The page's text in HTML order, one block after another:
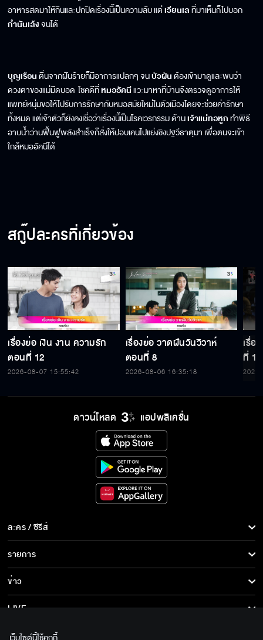
อาหารสดมาให้กินและปกปิดเรื่องนี้เป็นความลับ แต่เวียนเลที่มาเห็นก็ไปบอก
กำนันเล้งจนได้
บุญเรือนตื่นจากฝันร้ายก็มีอาการแปลกๆ จนบัวผันต้องเข้ามาดูและพบว่า
ดวงตาของแม่มืดบอด โชคดีที่หมออัคนีแวะมาหาที่บ้านจึงตรวจดูอาการให้
แพทย์หนุ่มขอให้ไปรับการรักษากับหมอสมัยใหม่ในตัวเมืองโดยจะช่วยค่ารักษา
ทั้งหมด แต่เจ้าตัวก็ยังคงเชื่อว่าเรื่องนี้เป็นโรคเวรกรรม ด้านเจ้าแม่ทอหูกทำพิธี
อาบน้ำว่านฟื้นฟูพลังสำเร็จก็สั่งให้ปอบเคนไปแย่งชิงปฐวีธาตุมา เพื่อตนจะเข้า
ใกล้หมออัคนีได้
สกู๊ปละครที่เกี่ยวข้อง
เรื่องย่อ เงิน งาน ความรัก
ตอนที่ 12
2026-08-07 15:55:42
เรื่องย่อ วาดฝันวันวิวาห์
ตอนที่ 8
2026-08-06 16:35:18
เรื่อ
ที่ 15
ดาวน์โหลด แอปพลิเคชั่น
ละคร / ซีรีส์
ละคร/ซีรีส์
ซีรีส์นานาชาติ
การ์ตูน & เกม
รายการ
รายการทั้งหมด
ข่าว
ข่าวทั้งหมด
LIVE
เกี่ยวกับเรา